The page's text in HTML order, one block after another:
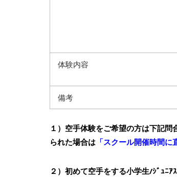
体験内容
備考
１）空手体験をご希望の方は下記
られた場合は 「スクール開催時間に
２）初めて空手をする小学生/ｼﾞｭﾆ